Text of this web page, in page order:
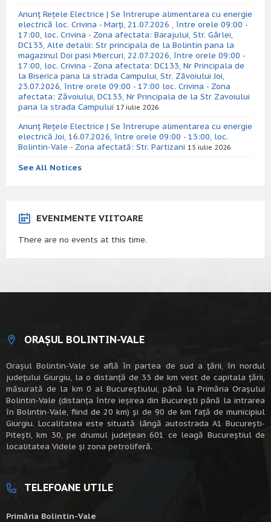
Anunț Rețele Electrice | Se întrerupe alimentarea cu energie
electrică loc. Crivina - Marți, 21.07.2026 , între orele 09:00 -
17:00, loc. Crivina - Zona afectata: Barajului, Str. Gârlei,
DC133, Alte detalii: Str principala de la Bolintin pana la
magazinul Doi pasi Miercuri, 22.07.2026, între orele 09:00 -
17:00, loc. Crivina - Zona afectata: DC133, Nr Principala de
la Biserica pana la strada Campului, Str. Zăvoiului Joi,
23.07.2026, între orele 09:00 - 17:00 loc. Crivina - Zona
afectata: Zăvoiului, DC133, Nr Principala de la Str Zavoiului
pana la strada Campului 17 iulie 2026
Anunț Rețele Electrice | Se întrerupe alimentarea cu energie
electrică Joi, 16.07.2026, între orele 09:00 - 13:00, loc.
Bolintin-Vale - Zona afectată: Str. Partizani 15 iulie 2026
See All Notices
EVENIMENTE VIITOARE
There are no events at this time.
ORAȘUL BOLINTIN-VALE
Oraşul Bolintin-Vale se află în partea de sud a ţării, în nordul
judeţului Giurgiu, la o distanţă de 33 de km vest de capitala țării,
măsurată de la km 0 al Bucureștiului, până la Primăria Orașului
Bolintin-Vale (distanța între ieșirea din București până la intrarea
în Bolintin-Vale, fiind de 20 km) şi de 90 de km faţă de municipiul
Giurgiu. Localitatea este situată lângă autostrada A1 Bucureşti-
Piteşti, km 30, pe drumul judeţean 601 ce leagă Bucureştiul de
localitatea Videle şi zona petroliferă.
TELEFOANE UTILE
Primăria Bolintin-Vale